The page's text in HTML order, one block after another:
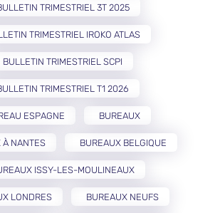
TRIMESTRIEL 3T 2025
TRIMESTRIEL IROKO ATLAS
BULLETIN TRIMESTRIEL SCPI
TRIMESTRIEL T1 2026
ESPAGNE BUREAUX
À NANTES BUREAUX BELGIQUE
ISSY-LES-MOULINEAUX
LONDRES BUREAUX NEUFS